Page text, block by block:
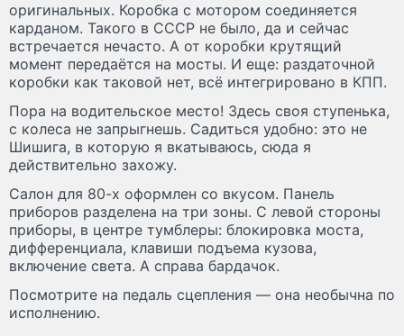
оригинальных. Коробка с мотором соединяется
карданом. Такого в СССР не было, да и сейчас
встречается нечасто. А от коробки крутящий
момент передаётся на мосты. И еще: раздаточной
коробки как таковой нет, всё интегрировано в КПП.
Пора на водительское место! Здесь своя ступенька,
с колеса не запрыгнешь. Садиться удобно: это не
Шишига, в которую я вкатываюсь, сюда я
действительно захожу.
Салон для 80-х оформлен со вкусом. Панель
приборов разделена на три зоны. С левой стороны
приборы, в центре тумблеры: блокировка моста,
дифференциала, клавиши подъема кузова,
включение света. А справа бардачок.
Посмотрите на педаль сцепления — она необычна по
исполнению.